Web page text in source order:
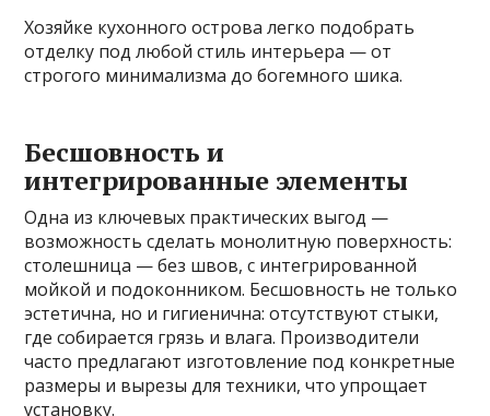
Хозяйке кухонного острова легко подобрать
отделку под любой стиль интерьера — от
строгого минимализма до богемного шика.
Бесшовность и
интегрированные элементы
Одна из ключевых практических выгод —
возможность сделать монолитную поверхность:
столешница — без швов, с интегрированной
мойкой и подоконником. Бесшовность не только
эстетична, но и гигиенична: отсутствуют стыки,
где собирается грязь и влага. Производители
часто предлагают изготовление под конкретные
размеры и вырезы для техники, что упрощает
установку.